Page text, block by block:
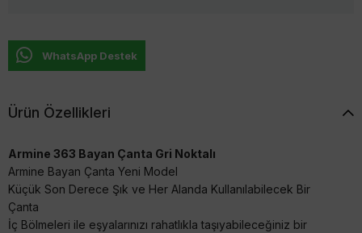
WhatsApp Destek
Ürün Özellikleri
Armine 363 Bayan Çanta Gri Noktalı
Armine Bayan Çanta Yeni Model
Küçük Son Derece Şık ve Her Alanda Kullanılabilecek Bir
Çanta
İç Bölmeleri ile eşyalarınızı rahatlıkla taşıyabileceğiniz bir